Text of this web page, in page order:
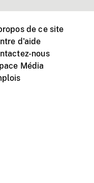
de ce site
d'aide
nous
Média